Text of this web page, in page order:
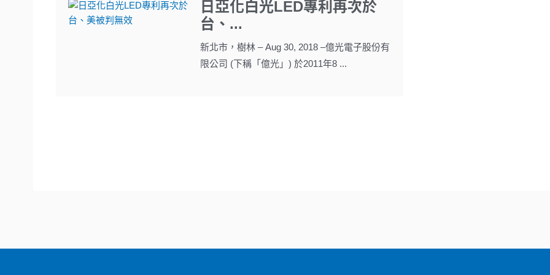
日亞化白光LED專利再次於
台、...
新北市，樹林 – Aug 30, 2018 –億光電子股份有
限公司 (下稱「億光」) 於2011年8 ...